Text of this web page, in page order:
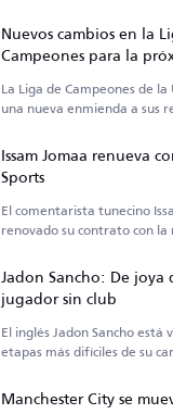
Nuevos cambios en la
Campeones para la
La Liga de Campeones de
una nueva enmienda a sus
Issam Jomaa renueva
Sports
El comentarista tunecino
renovado su contrato con la
Jadon Sancho: De
jugador sin club
El inglés Jadon Sancho está
etapas más difíciles de su
Manchester City se